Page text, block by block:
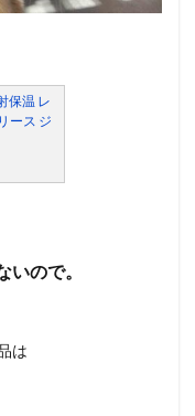
保温 レ
ース ジ
いので。
は